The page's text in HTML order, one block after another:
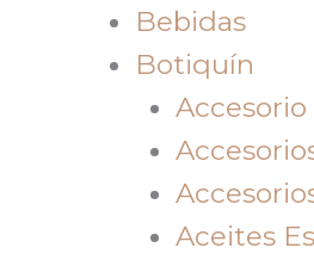
Bebidas
Botiquín
Accesorio
Aceites